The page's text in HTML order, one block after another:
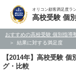
オリコン顧客満足度ラ
高校受験 個
おすすめの高校受験 個別指導
結果に対する満足度
【2014年】高校受験
グ・比較